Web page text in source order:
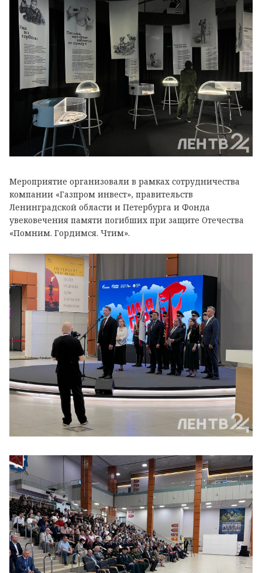
Мероприятие организовали в рамках сотрудничества
компании «Газпром инвест», правительств
Ленинградской области и Петербурга и Фонда
увековечения памяти погибших при защите Отечества
«Помним. Гордимся. Чтим».